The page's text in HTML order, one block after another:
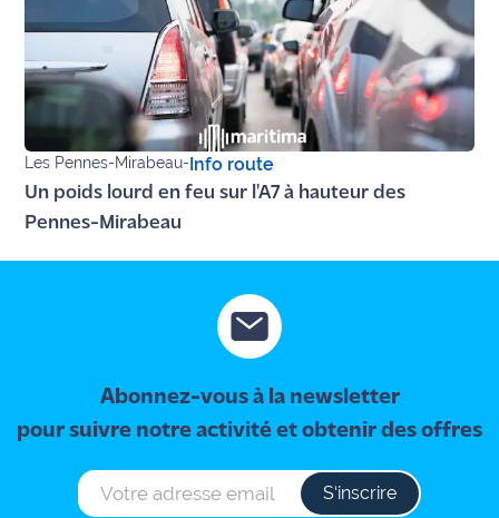
Les Pennes-Mirabeau- Info route
Un poids lourd en feu sur l'A7 à hauteur des
Pennes-Mirabeau
Abonnez-vous à la newsletter
pour suivre notre activité et obtenir des offres
S‘inscrire